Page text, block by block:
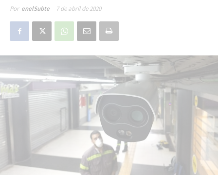
Por enelSubte 7 de abril de 2020